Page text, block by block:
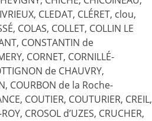
CLEDAT, CLÉRET, clou,
COLAS, COLLET, COLLIN LE
CONSTANTIN de
CORNET, CORNILLÉ-
de CHAUVRY,
COURBON de la Roche-
COUTIER, COUTURIER, CREIL,
CROSOL d’UZES, CRUCHER,